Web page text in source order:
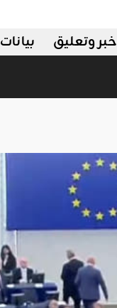
بيانات خبر وتعليق